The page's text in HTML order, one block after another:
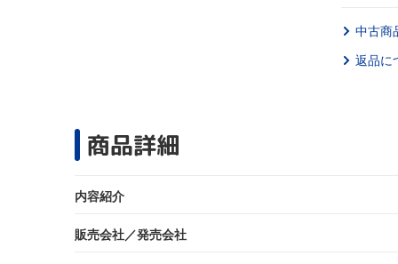
中古商
返品に
商品詳細
内容紹介
販売会社／発売会社